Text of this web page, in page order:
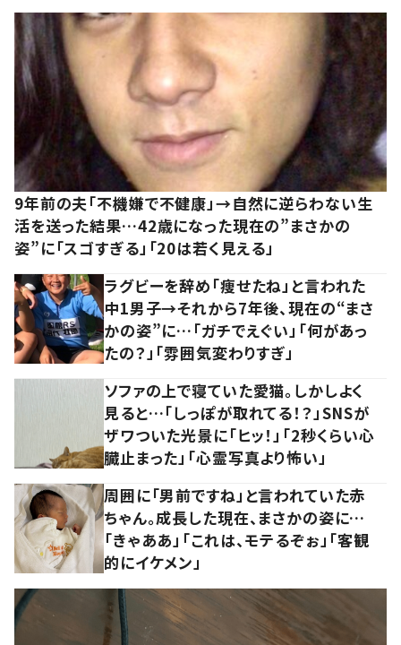
9年前の夫「不機嫌で不健康」→自然に逆らわない生
活を送った結果…42歳になった現在の”まさかの
姿”に「スゴすぎる」「20は若く見える」
ラグビーを辞め「痩せたね」と言われた
中1男子→それから7年後、現在の“まさ
かの姿”に…「ガチでえぐい」「何があっ
たの？」「雰囲気変わりすぎ」
ソファの上で寝ていた愛猫。しかしよく
見ると…「しっぽが取れてる！？」SNSが
ザワついた光景に「ヒッ！」「2秒くらい心
臓止まった」「心霊写真より怖い」
周囲に「男前ですね」と言われていた赤
ちゃん。成長した現在、まさかの姿に…
「きゃああ」「これは、モテるぞぉ」「客観
的にイケメン」